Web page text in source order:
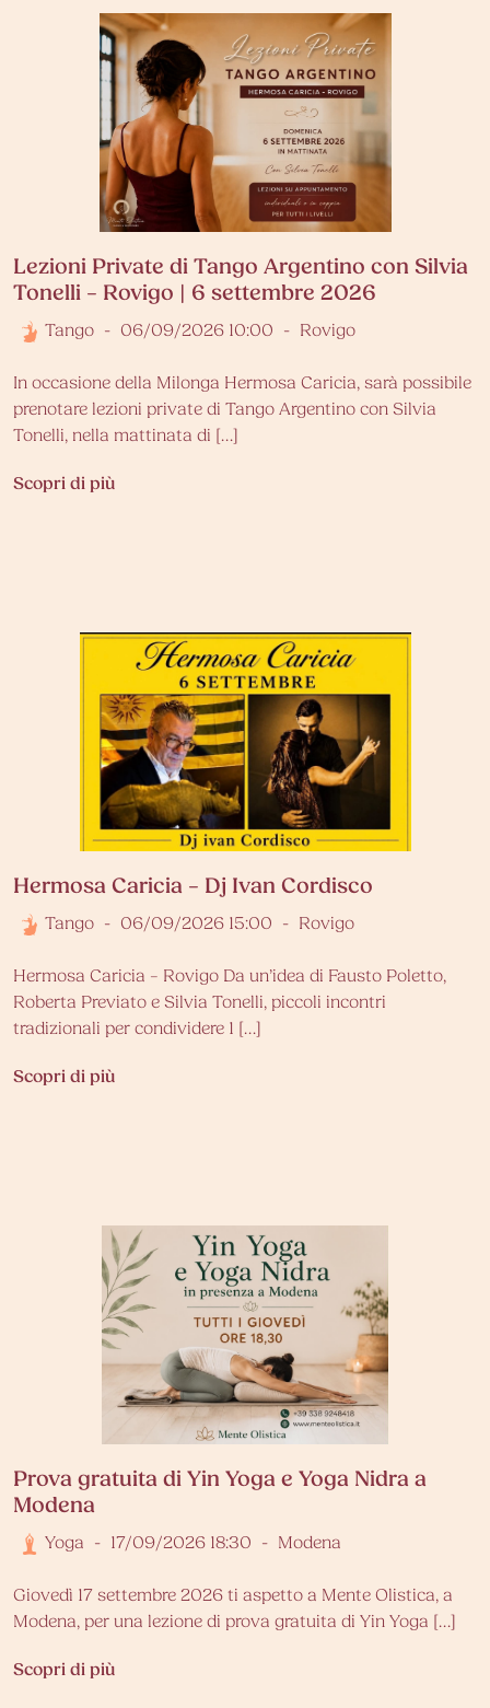
Lezioni Private di Tango Argentino con Silvia
Tonelli – Rovigo | 6 settembre 2026
Tango - 06/09/2026 10:00 - Rovigo
In occasione della Milonga Hermosa Caricia, sarà possibile
prenotare lezioni private di Tango Argentino con Silvia
Tonelli, nella mattinata di […]
Scopri di più
Hermosa Caricia – Dj Ivan Cordisco
Tango - 06/09/2026 15:00 - Rovigo
Hermosa Caricia – Rovigo Da un’idea di Fausto Poletto,
Roberta Previato e Silvia Tonelli, piccoli incontri
tradizionali per condividere 1 […]
Scopri di più
Prova gratuita di Yin Yoga e Yoga Nidra a
Modena
Yoga - 17/09/2026 18:30 - Modena
Giovedì 17 settembre 2026 ti aspetto a Mente Olistica, a
Modena, per una lezione di prova gratuita di Yin Yoga […]
Scopri di più